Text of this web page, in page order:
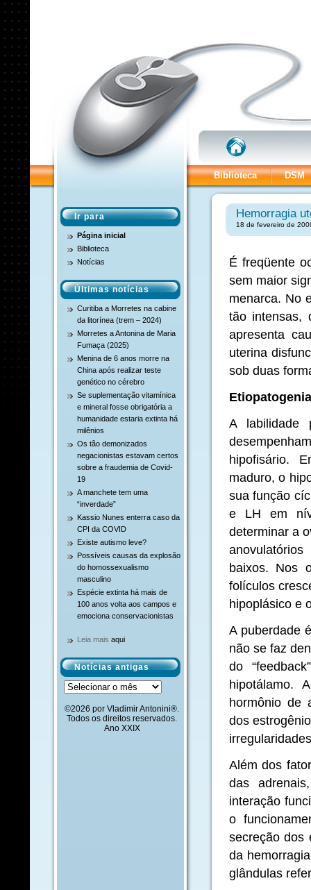
Biblioteca DSM
Ir para
Página inicial
Biblioteca
Notícias
Últimas notícias
Curitiba a Morretes na cabine
da litorínea (trem – 2024)
Morretes a Antonina de Maria
Fumaça (2025)
Menina de 6 anos morre na
China após realizar teste
genético no cérebro
Se suplementação vitamínica
e mineral fosse obrigatória a
humanidade estaria extinta há
milênios
Os tão demonizados
negacionistas estavam certos
sobre a fraudemia de Covid-
19
A manchete tem uma
“inverdade”
Kassio Nunes enterra caso da
CPI da COVID
Existe autismo leve?
Possíveis causas da explosão
do homossexualismo
masculino
Espécie extinta há mais de
100 anos volta aos campos e
emociona conservacionistas
Leia mais aqui
Notícias antigas
Notícias
antigas
©2026 por Vladimir Antonini®.
Todos os direitos reservados.
Ano XXIX
Hemorragia
18 de fevereiro de
É freqüente
sem maior
menarca. No
tão intensas,
apresenta
uterina
sob duas
Etiopatogenia
A labilidade
hipofisário.
maduro, o
sua função
e LH em
determinar a
baixos. Nos
folículos
hipoplásico e
A puberdade
não se faz
do
hipotálamo.
hormônio de
dos
Além dos
das
interação
o
secreção dos
da
glândulas